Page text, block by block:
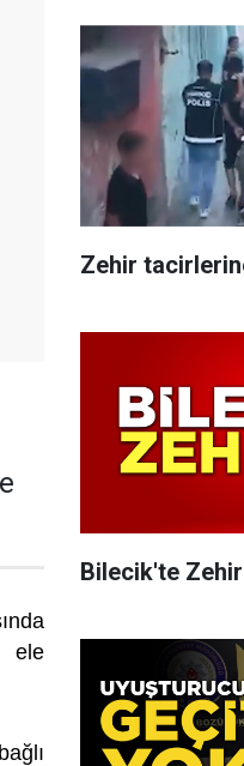
ele
Zehir
Bilecik'te Zehir